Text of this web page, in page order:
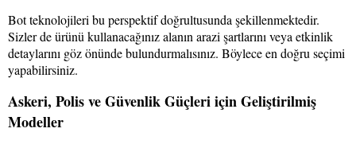
Bot teknolojileri bu perspektif doğrultusunda şekillenmektedir.
Sizler de ürünü kullanacağınız alanın arazi şartlarını veya etkinlik
detaylarını göz önünde bulundurmalısınız. Böylece en doğru seçimi
yapabilirsiniz.
Askeri, Polis ve Güvenlik Güçleri için Geliştirilmiş
Modeller